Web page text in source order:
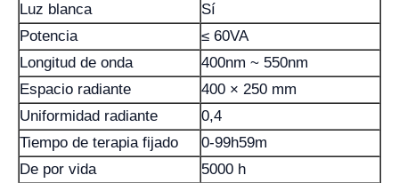
Luz blanca
Sí
Potencia
≤ 60VA
Longitud de onda
400nm ~ 550nm
Espacio radiante
400 × 250 mm
Uniformidad radiante
0,4
Tiempo de terapia fijado
0-99h59m
De por vida
5000 h